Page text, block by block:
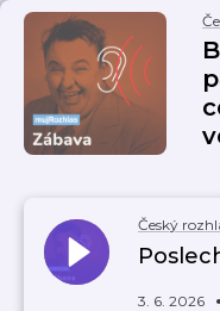
Český
3. 6. 2026